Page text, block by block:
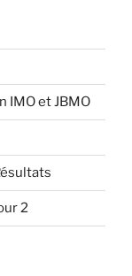
IMO et JBMO
2